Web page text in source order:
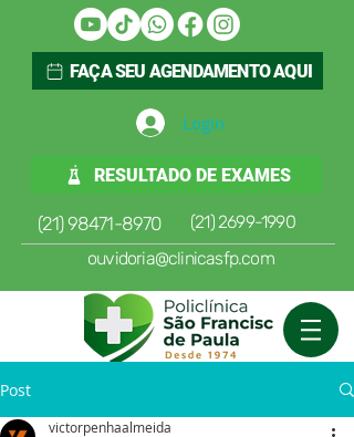
FAÇA SEU AGENDAMENTO AQUI
Login
RESULTADO DE EXAMES
(21) 98471-8970
(21) 2699-1990
ouvidoria@clinicasfp.com
Post
victorpenhaalmeida